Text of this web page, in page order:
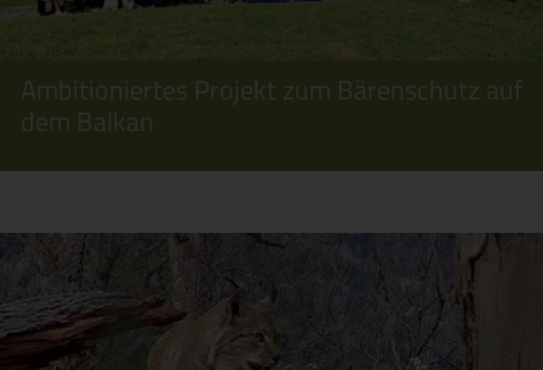
Ambitioniertes Projekt zum Bärenschutz auf
dem Balkan